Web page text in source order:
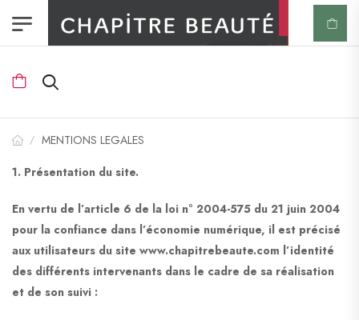
/ MENTIONS LEGALES
1. Présentation du site.
En vertu de l’article 6 de la loi n° 2004-575 du 21 juin 2004
pour la confiance dans l’économie numérique, il est précisé
aux utilisateurs du site www.chapitrebeaute.com l’identité
des différents intervenants dans le cadre de sa réalisation
et de son suivi :